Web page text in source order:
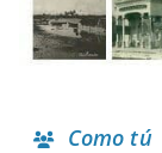
Como tú